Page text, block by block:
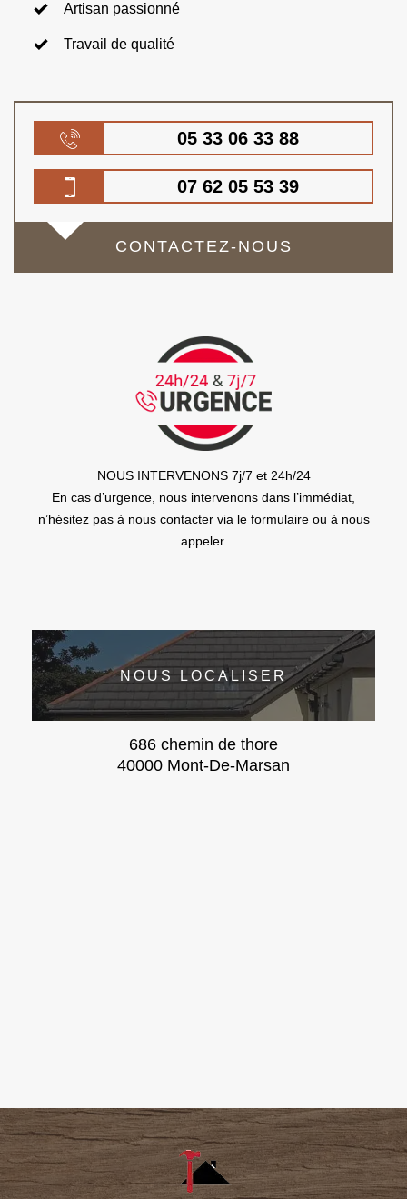
Artisan passionné
Travail de qualité
05 33 06 33 88
07 62 05 53 39
CONTACTEZ-NOUS
NOUS INTERVENONS 7j/7 et 24h/24
En cas d’urgence, nous intervenons dans l’immédiat,
n’hésitez pas à nous contacter via le formulaire ou à nous
appeler.
NOUS LOCALISER
686 chemin de thore
40000 Mont-De-Marsan